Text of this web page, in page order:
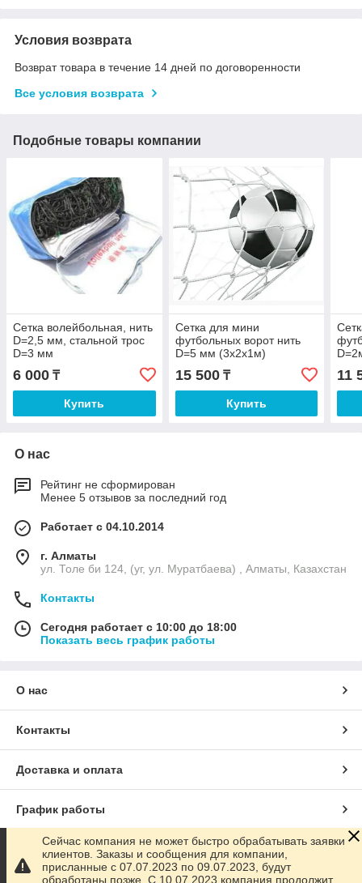
Условия возврата
Возврат товара в течение 14 дней по договоренности
Все условия возврата
Подобные товары компании
Сетка волейбольная, нить
D=2,5 мм, стальной трос
D=3 мм
6 000 ₸
Купить
Сетка для мини
футбольных ворот нить
D=5 мм (3х2х1м)
15 500₸
Купить
11
О нас
Рейтинг не сформирован
Менее 5 отзывов за последний год
Работает с 04.10.2014
г. Алматы
ул. Толе би 124, (уг, ул. Муратбаева) , Алматы, Казахстан
Контакты
Сегодня работает с 10:00 до 18:00
Показать весь график работы
О нас
Контакты
Доставка и оплата
График работы
Полная версия сайта
Сейчас компания не может быстро обрабатывать заявки
клиентов. Заказы и сообщения для компании,
присланные с 07.07.2023 по 09.07.2023, будут
обработаны позже. С 10.07.2023 компания продолжит